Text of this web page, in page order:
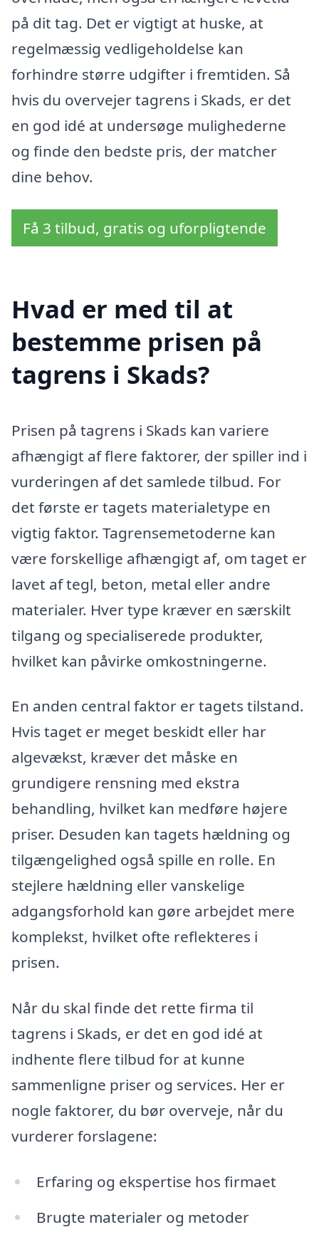
på dit tag. Det er vigtigt at huske, at
regelmæssig vedligeholdelse kan
forhindre større udgifter i fremtiden. Så
hvis du overvejer tagrens i Skads, er det
en god idé at undersøge mulighederne
og finde den bedste pris, der matcher
dine behov.
Få 3 tilbud, gratis og uforpligtende
Hvad er med til at
bestemme prisen på
tagrens i Skads?
Prisen på tagrens i Skads kan variere
afhængigt af flere faktorer, der spiller ind i
vurderingen af det samlede tilbud. For
det første er tagets materialetype en
vigtig faktor. Tagrensemetoderne kan
være forskellige afhængigt af, om taget er
lavet af tegl, beton, metal eller andre
materialer. Hver type kræver en særskilt
tilgang og specialiserede produkter,
hvilket kan påvirke omkostningerne.
En anden central faktor er tagets tilstand.
Hvis taget er meget beskidt eller har
algevækst, kræver det måske en
grundigere rensning med ekstra
behandling, hvilket kan medføre højere
priser. Desuden kan tagets hældning og
tilgængelighed også spille en rolle. En
stejlere hældning eller vanskelige
adgangsforhold kan gøre arbejdet mere
komplekst, hvilket ofte reflekteres i
prisen.
Når du skal finde det rette firma til
tagrens i Skads, er det en god idé at
indhente flere tilbud for at kunne
sammenligne priser og services. Her er
nogle faktorer, du bør overveje, når du
vurderer forslagene:
Erfaring og ekspertise hos firmaet
Brugte materialer og metoder